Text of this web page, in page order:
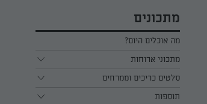
מתכונים
מה אוכלים היום?
מתכוני ארוחות
ארוחת בוקר
ארוחת צהריים
סלטים כריכים וממרחים
כל הסלטים כריכים וממרחים
תוספות